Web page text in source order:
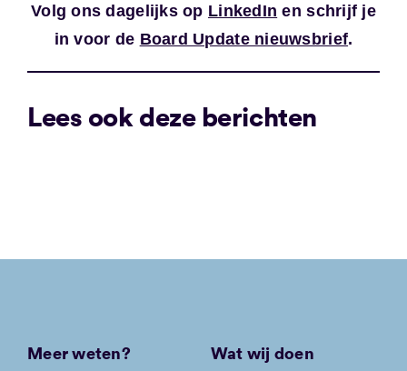
Volg ons dagelijks op LinkedIn en schrijf je
in voor de Board Update nieuwsbrief.
Lees ook deze berichten
Meer weten? Wat wij doen